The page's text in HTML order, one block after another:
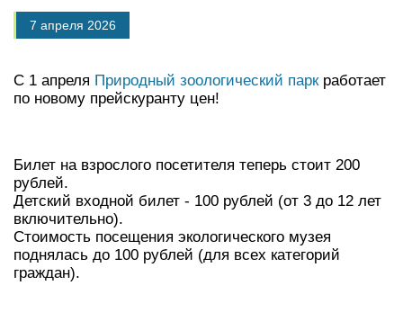
7 апреля 2026
С 1 апреля Природный зоологический паркработает
по новому прейскуранту цен!
Билет на взрослого посетителя теперь стоит 200
рублей.
Детский входной билет - 100 рублей (от 3 до 12 лет
включительно).
Стоимость посещения экологического музея
поднялась до 100 рублей (для всех категорий
граждан).